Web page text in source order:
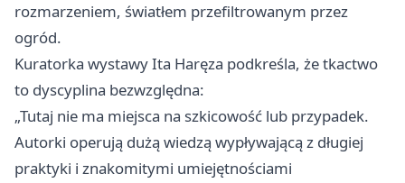
rozmarzeniem, światłem przefiltrowanym przez
ogród.
Kuratorka wystawy Ita Haręza podkreśla, że tkactwo
to dyscyplina bezwzględna:
„Tutaj nie ma miejsca na szkicowość lub przypadek.
Autorki operują dużą wiedzą wypływającą z długiej
praktyki i znakomitymi umiejętnościami